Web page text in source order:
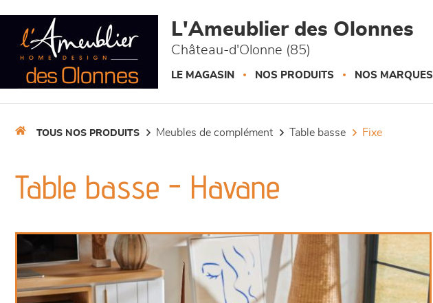
L'Ameublier des Olonnes
Château-d'Olonne (85)
LE MAGASIN NOS PRODUITS NOS MARQUES
TOUS NOS PRODUITS meubles de complément table basse fixe
Table basse - Havane